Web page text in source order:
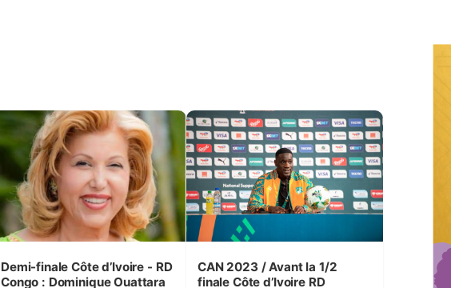
Demi-finale Côte d’Ivoire - RD
Congo : Dominique Ouattara
CAN 2023 / Avant la 1/2
finale Côte d’Ivoire RD